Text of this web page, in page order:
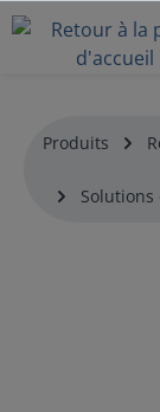
Produits
Solutions